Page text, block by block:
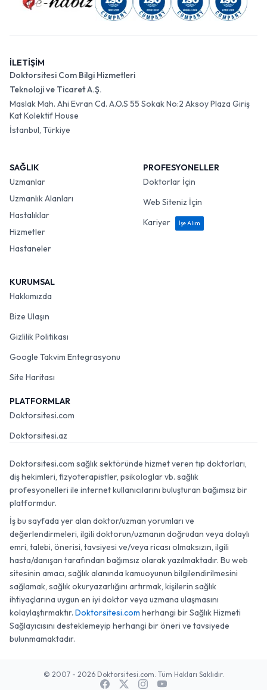
İLETİŞİM
Doktorsitesi Com Bilgi Hizmetleri
Teknoloji ve Ticaret A.Ş.
Maslak Mah. Ahi Evran Cd. A.O.S 55 Sokak No:2 Aksoy Plaza Giriş
Kat Kolektif House
İstanbul, Türkiye
SAĞLIK
Uzmanlar
Uzmanlık Alanları
Hastalıklar
Hizmetler
Hastaneler
PROFESYONELLER
Doktorlar İçin
Web Siteniz İçin
Kariyer
İşe Alım
KURUMSAL
Hakkımızda
Bize Ulaşın
Gizlilik Politikası
Google Takvim Entegrasyonu
Site Haritası
PLATFORMLAR
Doktorsitesi.com
Doktorsitesi.az
Doktorsitesi.com sağlık sektöründe hizmet veren tıp doktorları,
diş hekimleri, fizyoterapistler, psikologlar vb. sağlık
profesyonelleri ile internet kullanıcılarını buluşturan bağımsız bir
platformdur.
İş bu sayfada yer alan doktor/uzman yorumları ve
değerlendirmeleri, ilgili doktorun/uzmanın doğrudan veya dolaylı
emri, talebi, önerisi, tavsiyesi ve/veya ricası olmaksızın, ilgili
hasta/danışan tarafından bağımsız olarak yazılmaktadır. Bu web
sitesinin amacı, sağlık alanında kamuoyunun bilgilendirilmesini
sağlamak, sağlık okuryazarlığını artırmak, kişilerin sağlık
ihtiyaçlarına uygun en iyi doktor veya uzmana ulaşmasını
kolaylaştırmaktır. Doktorsitesi.com herhangi bir Sağlık Hizmeti
Sağlayıcısını desteklemeyip herhangi bir öneri ve tavsiyede
bulunmamaktadır.
© 2007 - 2026 Doktorsitesi.com. Tüm Hakları Saklıdır.